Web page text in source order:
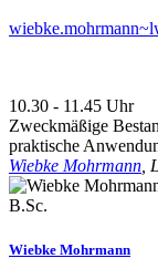
10.30 - 11.45 Uhr
Zweckmäßige
praktische
Wiebke Mohrmann,
B.Sc.
Wiebke Mohrmann